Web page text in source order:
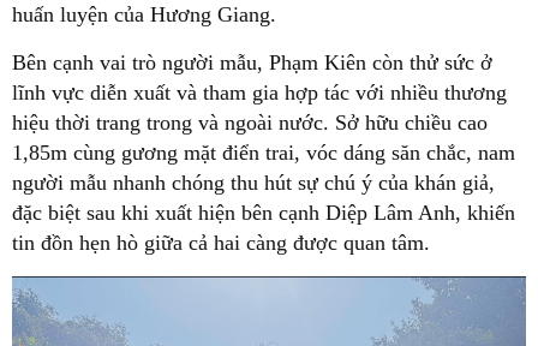
huấn luyện của Hương Giang.
Bên cạnh vai trò người mẫu, Phạm Kiên còn thử sức ở
lĩnh vực diễn xuất và tham gia hợp tác với nhiều thương
hiệu thời trang trong và ngoài nước. Sở hữu chiều cao
1,85m cùng gương mặt điển trai, vóc dáng săn chắc, nam
người mẫu nhanh chóng thu hút sự chú ý của khán giả,
đặc biệt sau khi xuất hiện bên cạnh Diệp Lâm Anh, khiến
tin đồn hẹn hò giữa cả hai càng được quan tâm.